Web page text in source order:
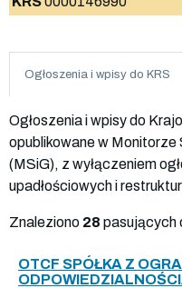
Ogłoszenia i wpisy do KRS
Ogłoszenia i wpisy do
opublikowane w
(MSiG), z wyłączeniem
upadłościowych i
Znaleziono 28 pasujących
OTCF SPÓŁKA Z